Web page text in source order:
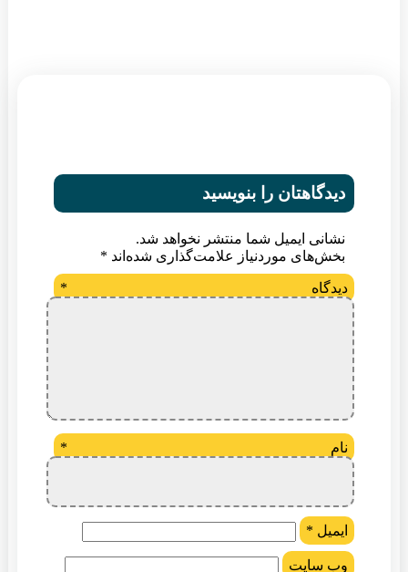
دیدگاهتان را بنویسید
نشانی ایمیل شما منتشر نخواهد شد.
بخش‌های موردنیاز علامت‌گذاری شده‌اند *
دیدگاه *
نام *
ایمیل *
وب‌ سایت